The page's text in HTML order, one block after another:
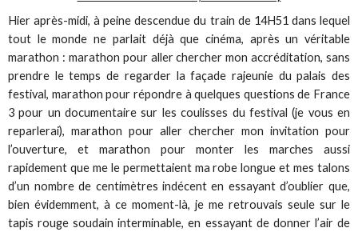
Hier après-midi, à peine descendue du train de 14H51 dans lequel
tout le monde ne parlait déjà que cinéma, après un véritable
marathon : marathon pour aller chercher mon accréditation, sans
prendre le temps de regarder la façade rajeunie du palais des
festival, marathon pour répondre à quelques questions de France
3 pour un documentaire sur les coulisses du festival (je vous en
reparlerai), marathon pour aller chercher mon invitation pour
l’ouverture, et marathon pour monter les marches aussi
rapidement que me le permettaient ma robe longue et mes talons
d’un nombre de centimètres indécent en essayant d’oublier que,
bien évidemment, à ce moment-là, je me retrouvais seule sur le
tapis rouge soudain interminable, en essayant de donner l’air de